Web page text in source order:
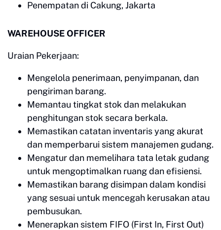
Penempatan di Cakung, Jakarta
WAREHOUSE OFFICER
Uraian Pekerjaan:
Mengelola penerimaan, penyimpanan, dan
pengiriman barang.
Memantau tingkat stok dan melakukan
penghitungan stok secara berkala.
Memastikan catatan inventaris yang akurat
dan memperbarui sistem manajemen gudang.
Mengatur dan memelihara tata letak gudang
untuk mengoptimalkan ruang dan efisiensi.
Memastikan barang disimpan dalam kondisi
yang sesuai untuk mencegah kerusakan atau
pembusukan.
Menerapkan sistem FIFO (First In, First Out)